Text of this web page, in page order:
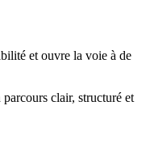
et ouvre la voie à de
clair, structuré et